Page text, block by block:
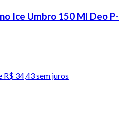
Ice Umbro 150 Ml Deo P-
R$ 34,43 sem juros